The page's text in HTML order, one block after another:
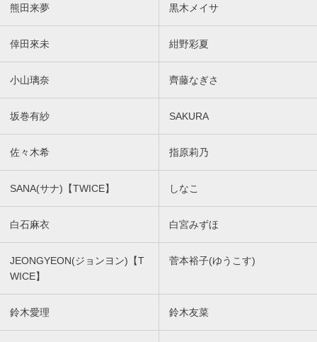
熊田来夢 黒木メイサ
倖田來未 紺野彩夏
小山璃奈 齊藤なぎさ
坂巻有紗 SAKURA
佐々木希 指原莉乃
SANA(サナ)【TWICE】 しなこ
白石麻衣 白宮みずほ
JEONGYEON(ジョンヨン)【T
WICE】
菅本裕子(ゆうこす)
鈴木愛理 鈴木友菜